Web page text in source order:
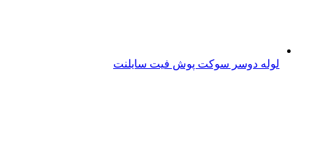
لوله دوسر سوکت پوش فیت سایلنت